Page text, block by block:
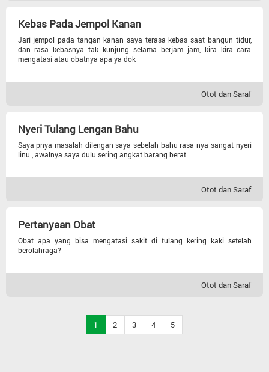
Kebas Pada Jempol Kanan
Jari jempol pada tangan kanan saya terasa kebas saat bangun tidur,
dan rasa kebasnya tak kunjung selama berjam jam, kira kira cara
mengatasi atau obatnya apa ya dok
Otot dan Saraf
Nyeri Tulang Lengan Bahu
Saya pnya masalah dilengan saya sebelah bahu rasa nya sangat nyeri
linu , awalnya saya dulu sering angkat barang berat
Otot dan Saraf
Pertanyaan Obat
Obat apa yang bisa mengatasi sakit di tulang kering kaki setelah
berolahraga?
Otot dan Saraf
1 2 3 4 5